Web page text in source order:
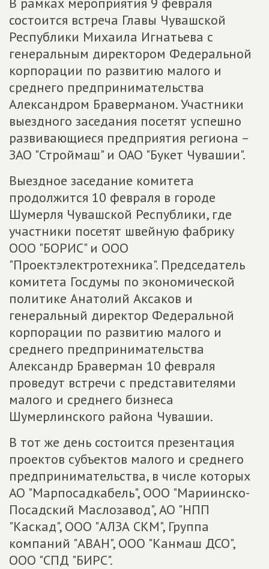
состоится встреча Главы Чувашской
Республики Михаила Игнатьева с
генеральным директором Федеральной
корпорации по развитию малого и
среднего предпринимательства
Александром Браверманом. Участники
выездного заседания посетят успешно
развивающиеся предприятия региона –
ЗАО "Строймаш" и ОАО "Букет Чувашии".
Выездное заседание комитета
продолжится 10 февраля в городе
Шумерля Чувашской Республики, где
участники посетят швейную фабрику
ООО "БОРИС" и ООО
"Проектэлектротехника". Председатель
комитета Госдумы по экономической
политике Анатолий Аксаков и
генеральный директор Федеральной
корпорации по развитию малого и
среднего предпринимательства
Александр Браверман 10 февраля
проведут встречи с представителями
малого и среднего бизнеса
Шумерлинского района Чувашии.
В тот же день состоится презентация
проектов субъектов малого и среднего
предпринимательства, в числе которых
АО "Марпосадкабель", ООО "Мариинско-
Посадский Маслозавод", АО "НПП
"Каскад", ООО "АЛЗА СКМ", Группа
компаний "АВАН", ООО "Канмаш ДСО",
ООО "СПД "БИРС".